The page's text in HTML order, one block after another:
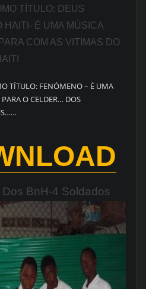
TÍTULO: DEUS
HAITI- É UMA MÚSICA
COM AS VITIMAS DO
TÍTULO: FENÓMENO – É UMA
O CELDER… DOS
BnH-4 Soldados